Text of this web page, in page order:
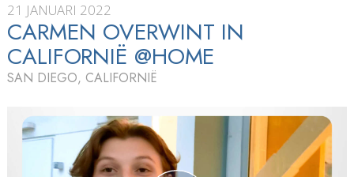
21 JANUARI 2022
CARMEN OVERWINT IN
CALIFORNIË @HOME
SAN DIEGO, CALIFORNIË